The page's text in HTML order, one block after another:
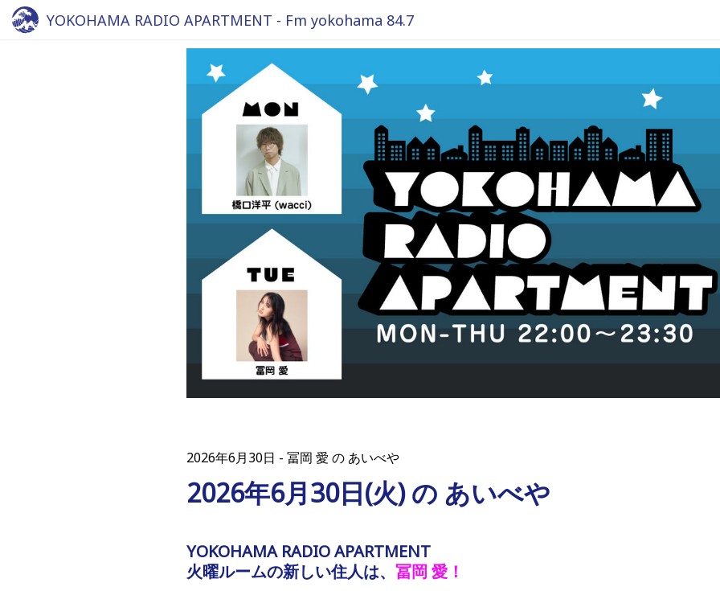
YOKOHAMA RADIO APARTMENT - Fm yokohama 84.7
2026年6月30日 冨岡 愛 の あいべや
2026年6月30日(火) の あいべや
YOKOHAMA RADIO APARTMENT
火曜ルームの新しい住人は、 冨岡 愛 ！